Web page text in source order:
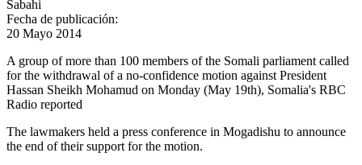
Sabahi
Fecha de publicación:
20 Mayo 2014
A group of more than 100 members of the Somali parliament called
for the withdrawal of a no-confidence motion against President
Hassan Sheikh Mohamud on Monday (May 19th), Somalia's RBC
Radio reported
The lawmakers held a press conference in Mogadishu to announce
the end of their support for the motion.